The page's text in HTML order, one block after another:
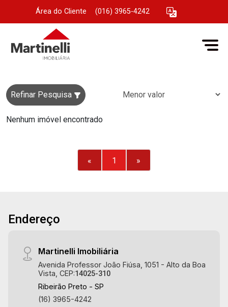
Área do Cliente (016) 3965-4242
Refinar Pesquisa
Nenhum imóvel encontrado
« 1 »
Endereço
Martinelli Imobiliária
Avenida Professor João Fiúsa, 1051 - Alto da Boa
Vista, CEP:14025-310
Ribeirão Preto - SP
(16) 3965-4242